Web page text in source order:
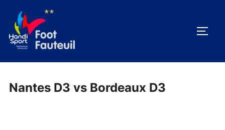
contenu
Nantes D3 vs Bordeaux D3